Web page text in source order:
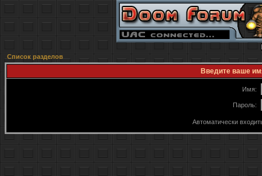
Список разделов
Введите ваше
Имя:
Пароль:
Автоматически